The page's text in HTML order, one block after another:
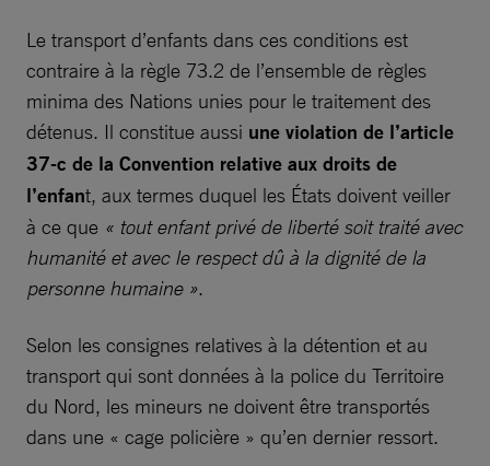
Le transport d’enfants dans ces conditions est
contraire à la règle 73.2 de l’ensemble de règles
minima des Nations unies pour le traitement des
détenus. Il constitue aussi une violation de l’article
37-c de la Convention relative aux droits de
l’enfant, aux termes duquel les États doivent veiller
à ce que « tout enfant privé de liberté soit traité avec
humanité et avec le respect dû à la dignité de la
personne humaine ».
Selon les consignes relatives à la détention et au
transport qui sont données à la police du Territoire
du Nord, les mineurs ne doivent être transportés
dans une « cage policière » qu’en dernier ressort.